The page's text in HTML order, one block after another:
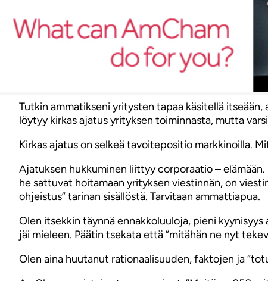
Tutkin ammatikseni yritysten tapaa käsitellä
löytyy kirkas ajatus yrityksen toiminnasta, mutta
Kirkas ajatus on selkeä tavoitepositio markkinoilla.
Ajatuksen hukkuminen liittyy corporaatio –
he sattuvat hoitamaan yrityksen viestinnän, on
ohjeistus” tarinan sisällöstä. Tarvitaan ammattiapua.
Olen itsekkin täynnä ennakkoluuloja, pieni
jäi mieleen. Päätin tsekata että ”mitähän ne nyt
Olen aina huutanut rationaalisuuden, faktojen ja